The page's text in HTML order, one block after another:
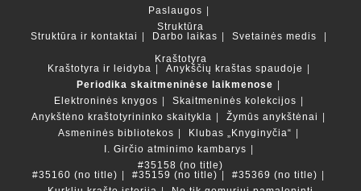
Paslaugos
Struktūra
Struktūra ir kontaktai
Darbo laikas
Svetainės medis
Kraštotyra
Kraštotyra ir leidyba
Anykščių kraštas spaudoje
Periodika skaitmeninėse laikmenose
Elektroninės knygos
Skaitmeninės kolekcijos
Anykštėno kraštotyrininko skaitykla
Žymūs anykštėnai
Asmeninės bibliotekos
Klubas „Knyginyčia“
I. Girčio atminimo kambarys
#35158 (no title)
#35160 (no title)
#35159 (no title)
#35369 (no title)